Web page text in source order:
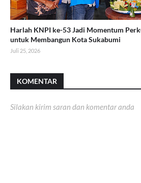
Harlah KNPI ke-53 Jadi Momentum
untuk Membangun Kota Sukabumi
Juli 25, 2026
KOMENTAR
Silakan kirim saran dan komentar anda